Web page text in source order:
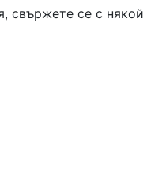
свържете се с някой